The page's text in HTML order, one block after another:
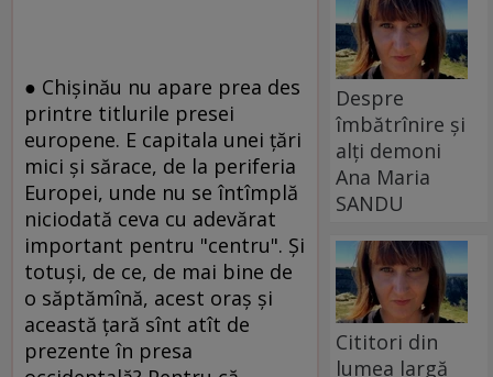
● Chişinău nu apare prea des
printre titlurile presei
europene. E capitala unei ţări
mici şi sărace, de la periferia
Europei, unde nu se întîmplă
niciodată ceva cu adevărat
important pentru "centru". Şi
totuşi, de ce, de mai bine de
o săptămînă, acest oraş şi
această ţară sînt atît de
prezente în presa
Despre
îmbătrînire și
alți demoni
Ana Maria
SANDU
Cititori din
lumea largă